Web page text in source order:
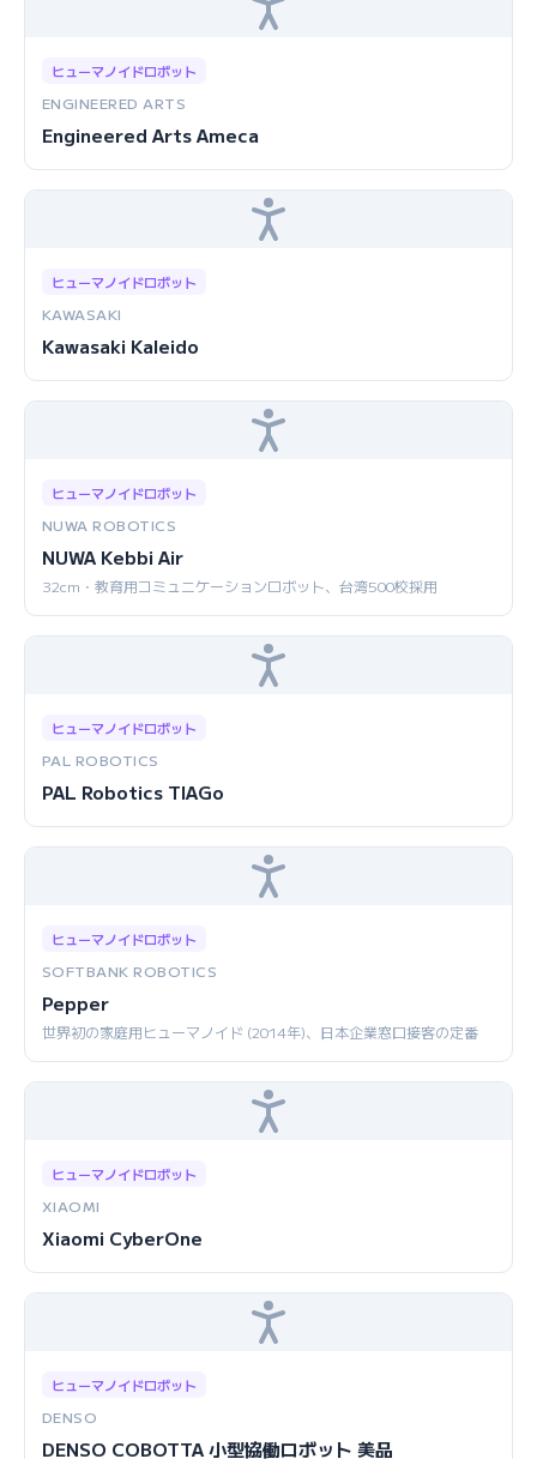
ヒューマノイドロボット
ENGINEERED ARTS
Engineered Arts Ameca
ヒューマノイドロボット
KAWASAKI
Kawasaki Kaleido
ヒューマノイドロボット
NUWA ROBOTICS
NUWA Kebbi Air
32cm・教育用コミュニケーションロボット、台湾500校採用
ヒューマノイドロボット
PAL ROBOTICS
PAL Robotics TIAGo
ヒューマノイドロボット
SOFTBANK ROBOTICS
Pepper
世界初の家庭用ヒューマノイド (2014年)、日本企業窓口接客の定番
ヒューマノイドロボット
XIAOMI
Xiaomi CyberOne
ヒューマノイドロボット
DENSO
DENSO COBOTTA 小型協働ロボット 美品